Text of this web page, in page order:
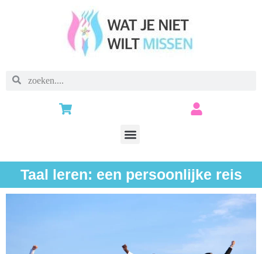
Taal leren: een persoonlijke reis